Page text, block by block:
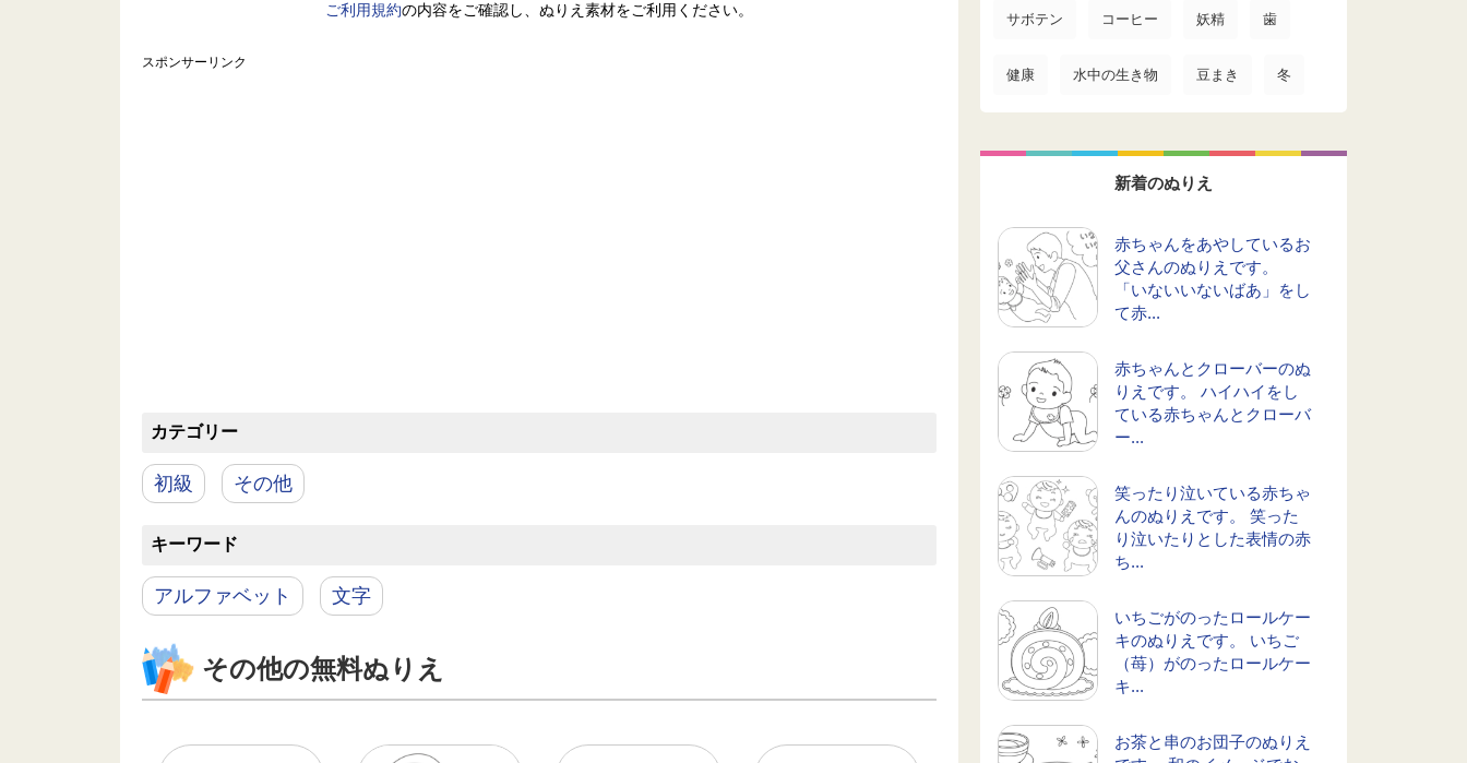
ご利用規約の内容をご確認し、ぬりえ素材をご利用ください。
スポンサーリンク
カテゴリー
初級 その他
キーワード
アルファベット 文字
その他の無料ぬりえ
サボテン コーヒー 妖精 歯
健康 水中の生き物 豆まき 冬
新着のぬりえ
赤ちゃんをあやしているお
父さんのぬりえです。
「いないいないばあ」をし
て赤...
赤ちゃんとクローバーのぬ
りえです。 ハイハイをし
ている赤ちゃんとクローバ
ー...
笑ったり泣いている赤ちゃ
んのぬりえです。 笑った
り泣いたりとした表情の赤
ち...
いちごがのったロールケー
キのぬりえです。 いちご
（苺）がのったロールケー
キ...
お茶と串のお団子のぬりえ